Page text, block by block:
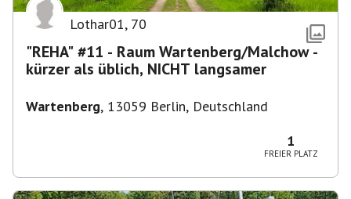
Lothar01, 70
"REHA" #11 - Raum Wartenberg/Malchow -
kürzer als üblich, NICHT langsamer
Wartenberg, 13059 Berlin, Deutschland
1
FREIER PLATZ